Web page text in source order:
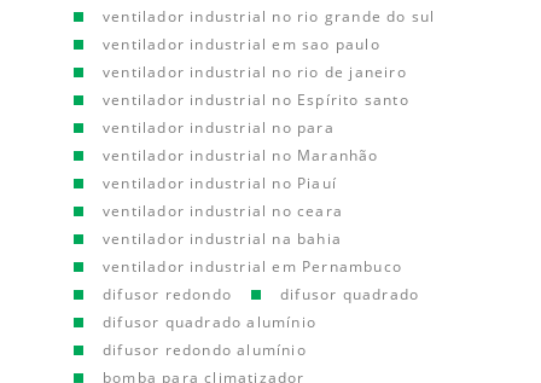
ventilador industrial no rio grande do sul
ventilador industrial em sao paulo
ventilador industrial no rio de janeiro
ventilador industrial no Espírito santo
ventilador industrial no para
ventilador industrial no Maranhão
ventilador industrial no Piauí
ventilador industrial no ceara
ventilador industrial na bahia
ventilador industrial em Pernambuco
difusor redondo
difusor quadrado
difusor quadrado alumínio
difusor redondo alumínio
bomba para climatizador